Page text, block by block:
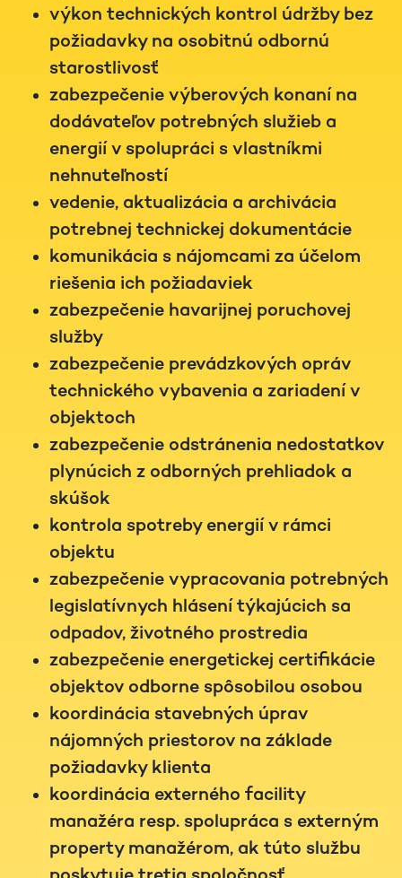
výkon technických kontrol údržby bez
požiadavky na osobitnú odbornú
starostlivosť
zabezpečenie výberových konaní na
dodávateľov potrebných služieb a
energií v spolupráci s vlastníkmi
nehnuteľností
vedenie, aktualizácia a archivácia
potrebnej technickej dokumentácie
komunikácia s nájomcami za účelom
riešenia ich požiadaviek
zabezpečenie havarijnej poruchovej
služby
zabezpečenie prevádzkových opráv
technického vybavenia a zariadení v
objektoch
zabezpečenie odstránenia nedostatkov
plynúcich z odborných prehliadok a
skúšok
kontrola spotreby energií v rámci
objektu
zabezpečenie vypracovania potrebných
legislatívnych hlásení týkajúcich sa
odpadov, životného prostredia
zabezpečenie energetickej certifikácie
objektov odborne spôsobilou osobou
koordinácia stavebných úprav
nájomných priestorov na základe
požiadavky klienta
koordinácia externého facility
manažéra resp. spolupráca s externým
property manažérom, ak túto službu